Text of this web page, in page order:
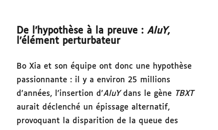
De l’hypothèse à la preuve :AluY,
l’élément perturbateur
Bo Xia et son équipe ont donc une hypothèse
passionnante : il y a environ 25 millions
d’années, l’insertion d’AluYdans le gène TBXT
aurait déclenché un épissage alternatif,
provoquant la disparition de la queue des